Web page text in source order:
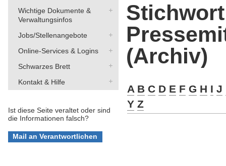
Wichtige Dokumente &
Verwaltungsinfos
Jobs/Stellenangebote
Online-Services & Logins
Schwarzes Brett
Kontakt & Hilfe
Ist diese Seite veraltet oder sind
die Informationen falsch?
(Archiv)
A B C D E F G H I J
Y Z